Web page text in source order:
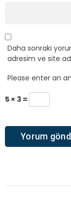
Daha sonraki
adresim ve site
Please enter an
5 × 3 =